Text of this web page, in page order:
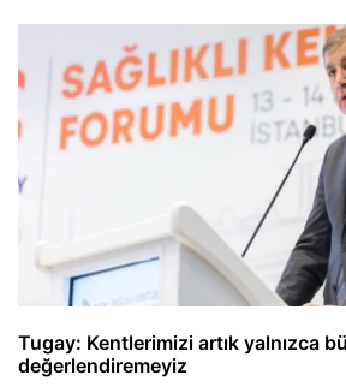
Tugay: Kentlerimizi artık yalnızca
değerlendiremeyiz